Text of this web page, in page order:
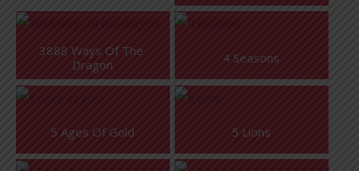
3888 Ways Of The
Dragon
4 Seasons
5 Ages Of Gold 5 Lions